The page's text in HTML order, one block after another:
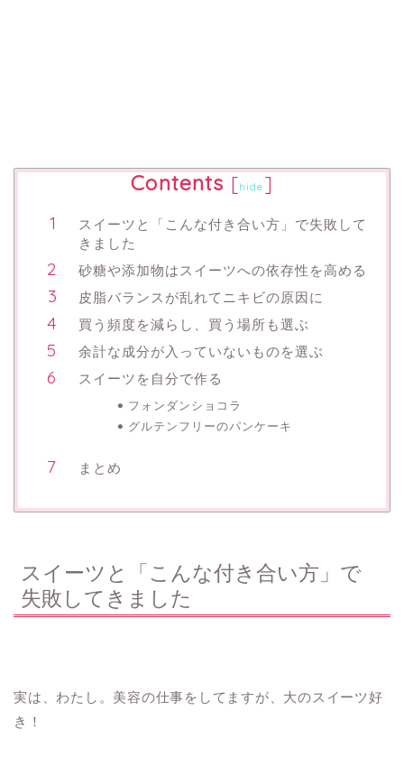
Contents [hide ]
スイーツと「こんな付き合い方」で失敗して
きました
砂糖や添加物はスイーツへの依存性を高める
皮脂バランスが乱れてニキビの原因に
買う頻度を減らし、買う場所も選ぶ
余計な成分が入っていないものを選ぶ
スイーツを自分で作る
フォンダンショコラ
グルテンフリーのパンケーキ
まとめ
スイーツと「こんな付き合い方」で
失敗してきました
実は、わたし。美容の仕事をしてますが、大のスイーツ好
き！